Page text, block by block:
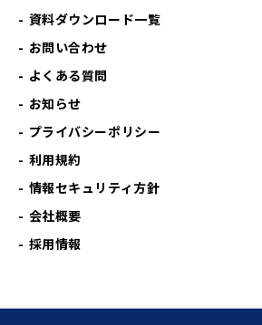
資料ダウンロード一覧
お問い合わせ
よくある質問
お知らせ
プライバシーポリシー
利用規約
情報セキュリティ方針
会社概要
採用情報